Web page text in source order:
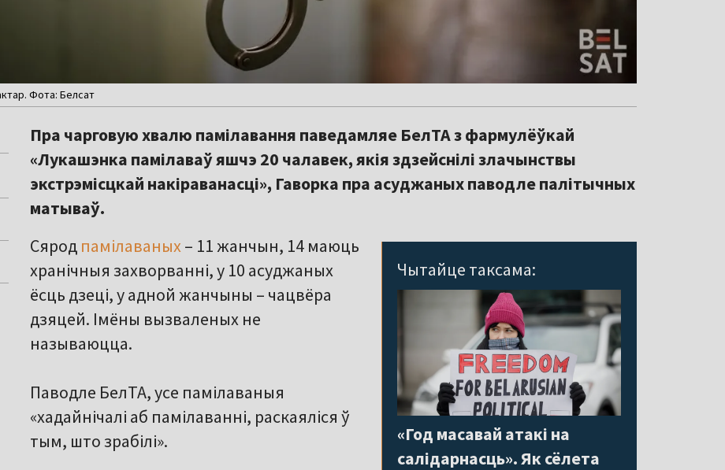
Фота: Белсат
Пра чарговую хвалю памілавання паведамляе БелТА з фармулёўкай
«Лукашэнка памілаваў яшчэ 20 чалавек, якія здзейснілі злачынствы
экстрэмісцкай накіраванасці», Гаворка пра асуджаных паводле палітычных
матываў.
Чытайце таксама:
«Год масавай атакі на
салідарнасць». Як сёлета
Сярод памілаваных– 11 жанчын, 14 маюць
хранічныя захворванні, у 10 асуджаных
ёсць дзеці, у адной жанчыны – чацвёра
дзяцей. Імёны вызваленых не
называюцца.
Паводле БелТА, усе памілаваныя
«хадайнічалі аб памілаванні, раскаяліся ў
тым, што зрабілі».